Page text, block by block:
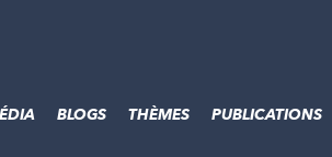
BLOGS THÈMES PUBLICATIONS